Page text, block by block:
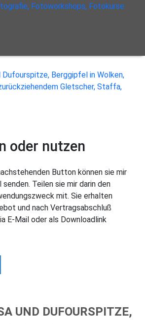
oder nutzen
Button können sie mir
Teilen sie mir darin den
mit. Sie erhalten
und nach Vertragsabschluß
E-Mail oder als Downloadlink
UND DUFOURSPITZE,